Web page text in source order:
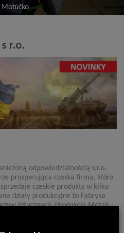
Motúčko
r.o.
odpowiedzialnością s.r.o.
prosperująca czeska firma, która
czeskie produkty w kilku
działy produkcyjne to Fabryka
Sztucznych, Produkcja Metali –